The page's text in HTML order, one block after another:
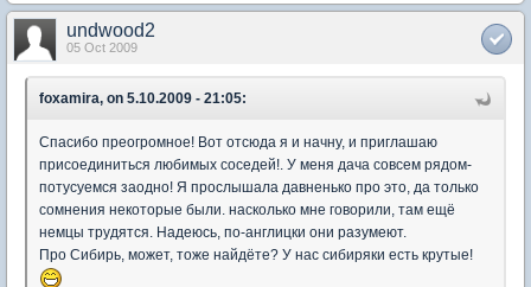
undwood2
05 Oct 2009
foxamira, on 5.10.2009 - 21:05:
Спасибо преогромное! Вот отсюда я и начну, и приглашаю
присоединиться любимых соседей!. У меня дача совсем рядом-
потусуемся заодно! Я прослышала давненько про это, да только
сомнения некоторые были. насколько мне говорили, там ещё
немцы трудятся. Надеюсь, по-англицки они разумеют.
Про Сибирь, может, тоже найдёте? У нас сибиряки есть крутые!